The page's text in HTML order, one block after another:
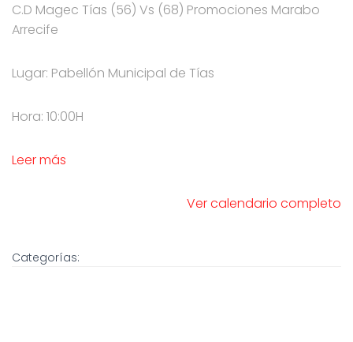
C.D Magec Tías (56) Vs (68) Promociones Marabo
Arrecife
Lugar: Pabellón Municipal de Tías
Hora: 10:00H
Leer más
Ver calendario completo
Categorías: